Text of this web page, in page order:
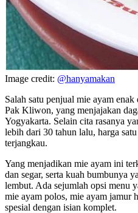
Image credit: @hanyamakan
Salah satu penjual mie ayam
Pak Kliwon, yang menjajakan
Yogyakarta. Selain cita rasanya
lebih dari 30 tahun lalu, harga
terjangkau.
Yang menjadikan mie ayam ini
dan segar, serta kuah bumbunya
lembut. Ada sejumlah opsi menu
mie ayam polos, mie ayam jamur
spesial dengan isian komplet.